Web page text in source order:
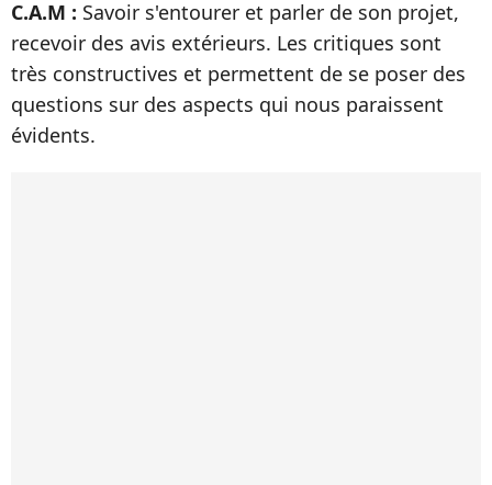
C.A.M : Savoir s'entourer et parler de son projet,
recevoir des avis extérieurs. Les critiques sont
très constructives et permettent de se poser des
questions sur des aspects qui nous paraissent
évidents.